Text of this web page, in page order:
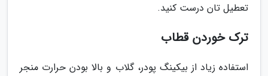
تعطیل تان درست کنید.
ترک خوردن قطاب
استفاده زیاد از بیکینگ پودر، گلاب و بالا بودن حرارت منجر